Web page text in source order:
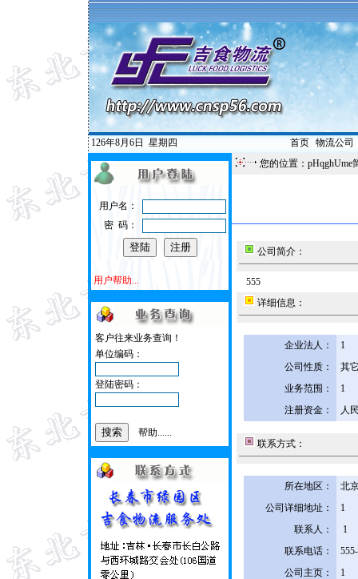
126年8月6日 星期四 首页| 物流公司
用户名：
密 码：
用户帮助...
客户往来业务查询！
单位编码：
登陆密码：
帮助......
您的位置：pHqghUme
公司简介：
555
详细信息：
企业法人：
1
公司性质：
其
业务范围：
1
注册资金：
人
联系方式：
所在地区：
北
公司详细地址：
1
联系人：
1
联系电话：
公司主页：
1